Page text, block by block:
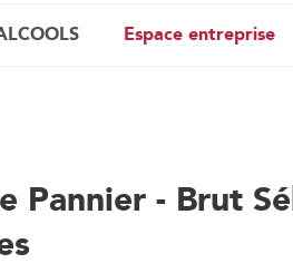
Espace entreprise
Pannier - Brut